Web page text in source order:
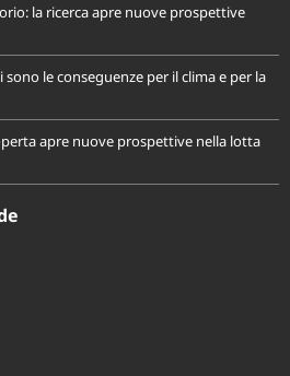
la ricerca apre nuove prospettive
le conseguenze per il clima e per la
apre nuove prospettive nella lotta